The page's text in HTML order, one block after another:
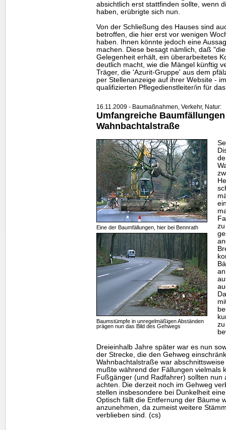
absichtlich erst stattfinden sollte, wenn
haben, erübrigte sich nun.
Von der Schließung des Hauses sind
betroffen, die hier erst vor wenigen
haben. Ihnen könnte jedoch eine
machen. Diese besagt nämlich, daß
Gelegenheit erhält, ein überarbeitetes
deutlich macht, wie die Mängel künftig
Träger, die 'Azurit-Gruppe' aus dem
per Stellenanzeige auf ihrer Website -
qualifizierten Pflegedienstleiter/in für
16.11.2009 - Baumaßnahmen, Verkehr, Natur:
Umfangreiche
Wahnbachtalstraße
Eine der Baumfällungen, hier bei Bennrath
Baumstümpfe in unregelmäßigen Abständen
prägen nun das Bild des Gehwegs
Dreieinhalb Jahre später war es nun
der Strecke, die den Gehweg
Wahnbachtalstraße war
mußte während der Fällungen vielmals
Fußgänger (und Radfahrer) sollten nun
achten. Die derzeit noch im Gehweg
stellen insbesondere bei Dunkelheit
Optisch fällt die Entfernung der Bäume
anzunehmen, da zumeist weitere
verblieben sind. (cs)